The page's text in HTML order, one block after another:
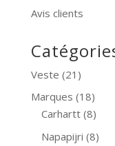
Avis clients
Veste (21)
Marques (18)
Carhartt (8)
Napapijri (8)